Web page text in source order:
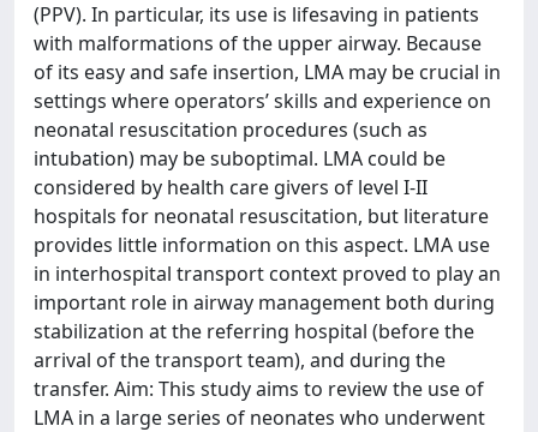
(PPV). In particular, its use is lifesaving in patients
with malformations of the upper airway. Because
of its easy and safe insertion, LMA may be crucial in
settings where operators’ skills and experience on
neonatal resuscitation procedures (such as
intubation) may be suboptimal. LMA could be
considered by health care givers of level I-II
hospitals for neonatal resuscitation, but literature
provides little information on this aspect. LMA use
in interhospital transport context proved to play an
important role in airway management both during
stabilization at the referring hospital (before the
arrival of the transport team), and during the
transfer. Aim: This study aims to review the use of
LMA in a large series of neonates who underwent